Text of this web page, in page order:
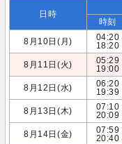
日時
時刻
8月10日(月)
04:20
18:20
8月11日(火)
05:29
19:00
8月12日(水)
06:20
19:39
8月13日(木)
07:10
20:09
8月14日(金)
07:59
20:40